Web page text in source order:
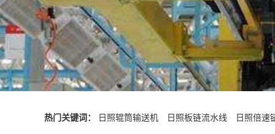
热门关键词： 日照辊筒输送机 日照板链流水线 日照倍速